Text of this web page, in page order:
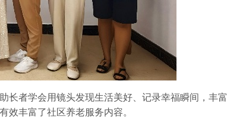
长者学会用镜头发现生活美好、记录幸福瞬间，丰富
丰富了社区养老服务内容。